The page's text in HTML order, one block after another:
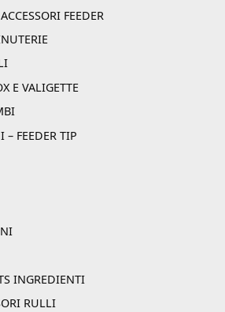
FEEDER
E VALIGETTE
FEEDER TIP
INGREDIENTI
RULLI